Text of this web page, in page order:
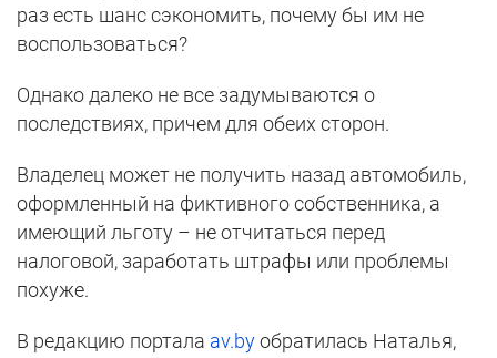
раз есть шанс сэкономить, почему бы им не
воспользоваться?
Однако далеко не все задумываются о
последствиях, причем для обеих сторон.
Владелец может не получить назад автомобиль,
оформленный на фиктивного собственника, а
имеющий льготу – не отчитаться перед
налоговой, заработать штрафы или проблемы
похуже.
В редакцию портала av.byобратилась Наталья,